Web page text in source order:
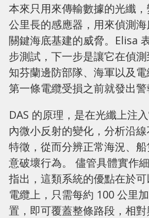
本來只用來傳輸數據的光纖
公里長的感應器，用來偵測
關鍵海底基建的威脅。Elisa
步測試，下一步是讓它在偵
知芬蘭邊防部隊、海軍以及
第一條電纜受損之前就發出警
DAS 的原理，是在光纖上注
內微小反射的變化，分析沿
特徵，從而分辨正常海況、
意破壞行為。 儘管具體實作
指出，這類系統的優點在於
電纜上，只需每約 100 公里
置，即可覆蓋整條路段，相